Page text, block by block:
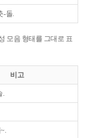
-돌.
모음 형태를 그대로 표
비고
.